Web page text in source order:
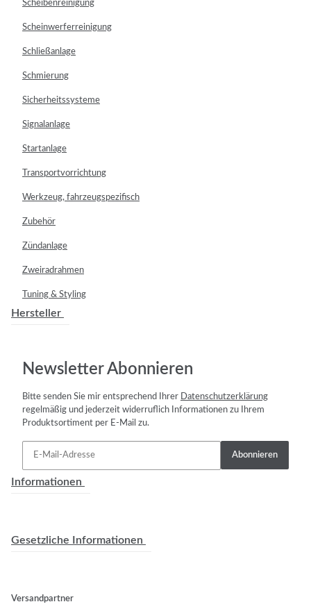
Scheibenreinigung
Scheinwerferreinigung
Schließanlage
Schmierung
Sicherheitssysteme
Signalanlage
Startanlage
Transportvorrichtung
Werkzeug, fahrzeugspezifisch
Zubehör
Zündanlage
Zweiradrahmen
Tuning & Styling
Hersteller
Newsletter Abonnieren
Bitte senden Sie mir entsprechend Ihrer Datenschutzerklärung
regelmäßig und jederzeit widerruflich Informationen zu Ihrem
Produktsortiment per E-Mail zu.
Abonnieren
Informationen
Gesetzliche Informationen
Versandpartner